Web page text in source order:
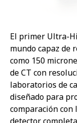
El primer Ultra-
mundo capaz de
como 150
de CT con
laboratorios de
diseñado para
comparación con